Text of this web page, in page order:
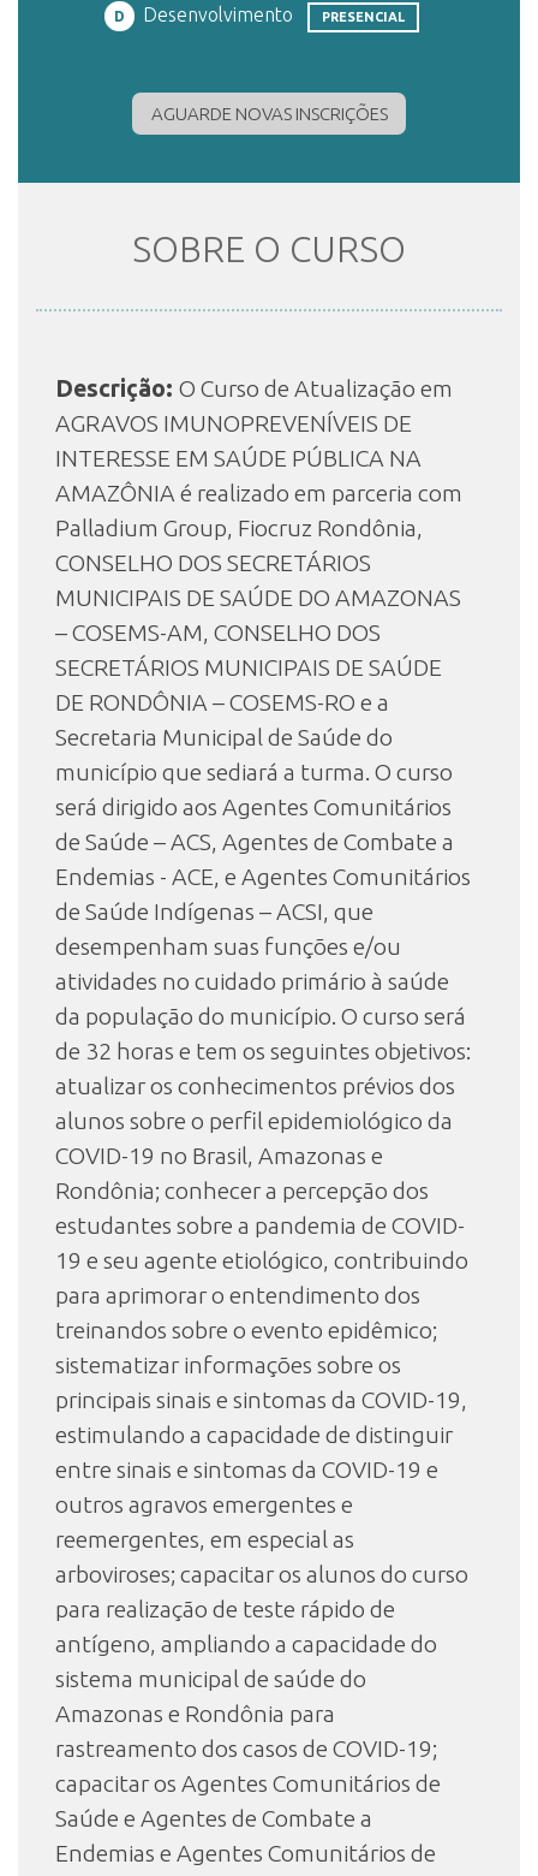
DOCENTES
CONTATO
D Desenvolvimento PRESENCIAL
AGUARDE NOVAS INSCRIÇÕES
SOBRE O CURSO
Descrição: O Curso de Atualização em
AGRAVOS IMUNOPREVENÍVEIS DE
INTERESSE EM SAÚDE PÚBLICA NA
AMAZÔNIA é realizado em parceria com
Palladium Group, Fiocruz Rondônia,
CONSELHO DOS SECRETÁRIOS
MUNICIPAIS DE SAÚDE DO AMAZONAS
– COSEMS-AM, CONSELHO DOS
SECRETÁRIOS MUNICIPAIS DE SAÚDE
DE RONDÔNIA – COSEMS-RO e a
Secretaria Municipal de Saúde do
município que sediará a turma. O curso
será dirigido aos Agentes Comunitários
de Saúde – ACS, Agentes de Combate a
Endemias - ACE, e Agentes Comunitários
de Saúde Indígenas – ACSI, que
desempenham suas funções e/ou
atividades no cuidado primário à saúde
da população do município. O curso será
de 32 horas e tem os seguintes objetivos:
atualizar os conhecimentos prévios dos
alunos sobre o perfil epidemiológico da
COVID-19 no Brasil, Amazonas e
Rondônia; conhecer a percepção dos
estudantes sobre a pandemia de COVID-
19 e seu agente etiológico, contribuindo
para aprimorar o entendimento dos
treinandos sobre o evento epidêmico;
sistematizar informações sobre os
principais sinais e sintomas da COVID-19,
estimulando a capacidade de distinguir
entre sinais e sintomas da COVID-19 e
outros agravos emergentes e
reemergentes, em especial as
arboviroses; capacitar os alunos do curso
para realização de teste rápido de
antígeno, ampliando a capacidade do
sistema municipal de saúde do
Amazonas e Rondônia para
rastreamento dos casos de COVID-19;
capacitar os Agentes Comunitários de
Saúde e Agentes de Combate a
Endemias e Agentes Comunitários de